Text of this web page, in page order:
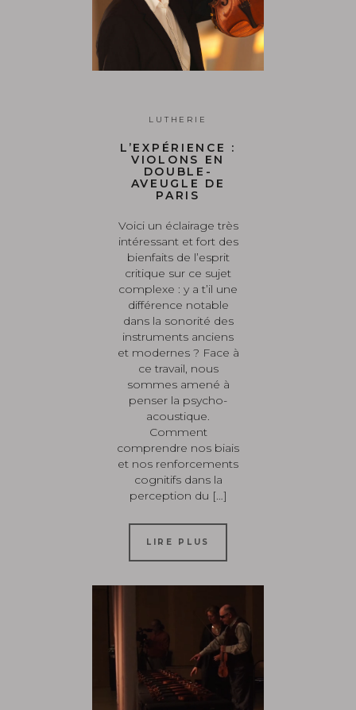
LUTHERIE
L’EXPÉRIENCE :
VIOLONS EN
DOUBLE-
AVEUGLE DE
PARIS
Voici un éclairage très
intéressant et fort des
bienfaits de l’esprit
critique sur ce sujet
complexe : y a t’il une
différence notable
dans la sonorité des
instruments anciens
et modernes ? Face à
ce travail, nous
sommes amené à
penser la psycho-
acoustique.
Comment
comprendre nos biais
et nos renforcements
cognitifs dans la
perception du […]
LIRE PLUS